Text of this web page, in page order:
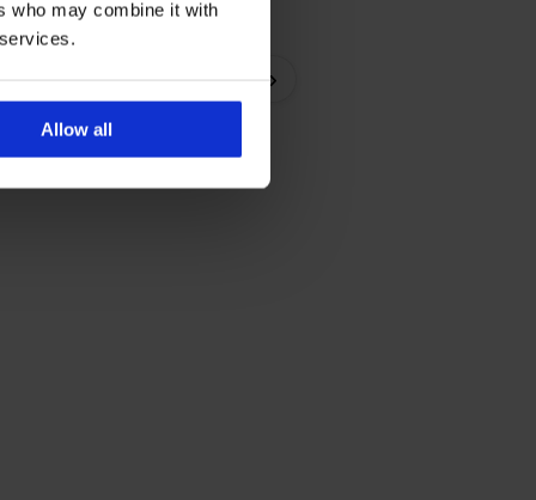
who may combine it with
Allow all
›